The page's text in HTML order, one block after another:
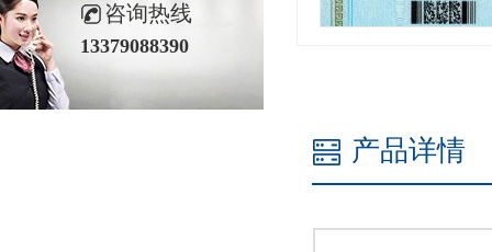
咨询热线
13379088390
产品详情